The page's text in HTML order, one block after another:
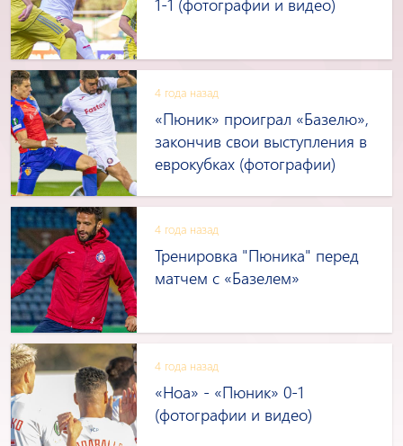
1-1 (фотографии и видео)
4 года назад
«Пюник» проиграл «Базелю»,
закончив свои выступления в
еврокубках (фотографии)
4 года назад
Тренировка "Пюника" перед
матчем с «Базелем»
4 года назад
«Ноа» - «Пюник» 0-1
(фотографии и видео)